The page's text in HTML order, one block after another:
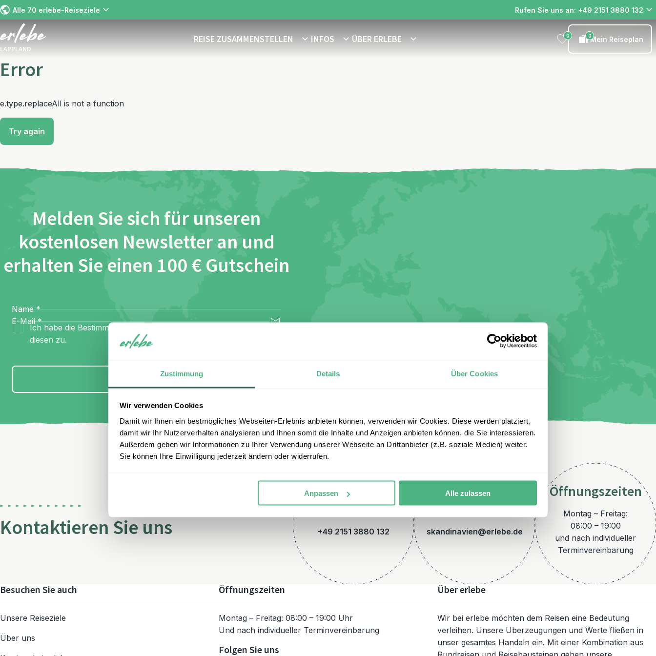
Zustimmung Details Über Cookies
Wir verwenden Cookies
Damit wir Ihnen ein bestmögliches Webseiten-Erlebnis anbieten können, verwenden wir Cookies. Diese werden platziert,
damit wir Ihr Nutzerverhalten analysieren und Ihnen somit die Inhalte und Anzeigen anbieten können, die Sie interessieren.
Außerdem geben wir Informationen zu Ihrer Verwendung unserer Webseite an Drittanbieter (z.B. soziale Medien) weiter.
Sie können Ihre Einwilligung jederzeit ändern oder widerrufen.
Anpassen Alle zulassen
Alle 70 erlebe-Reiseziele Rufen Sie uns an: +49 2151 3880 132
LAPPLAND
REISE ZUSAMMENSTELLEN INFOS ÜBER ERLEBE 0 0Mein Reiseplan
Error
e.type.replaceAll is not a function
Try again
Melden Sie sich für unseren
kostenlosen Newsletter an und
erhalten Sie einen 100 € Gutschein
Name *
E-Mail *
Ich habe die Bestimmungen zum
diesen zu.
Anmelden
Kontaktieren Sie uns
Telefon
+49 2151 3880 132
E-Mail
skandinavien@erlebe.de
Öffnungszeiten
Montag – Freitag:
08:00 – 19:00
und nach individueller
Terminvereinbarung
Besuchen Sie auch
Unsere Reiseziele
Über uns
Öffnungszeiten
Montag – Freitag: 08:00 – 19:00 Uhr
Und nach individueller Terminvereinbarung
Folgen Sie uns
Über erlebe
Wir bei erlebe möchten dem Reisen eine Bedeutung
verleihen. Unsere Überzeugungen und Werte fließen in
unser gesamtes Handeln ein. Mit einer Kombination aus